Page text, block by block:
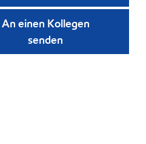
An einen Kollegen
senden